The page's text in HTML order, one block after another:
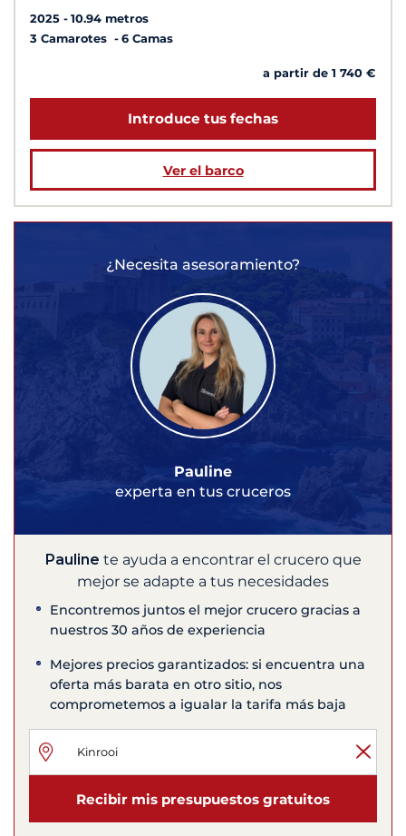
2025
10.94 metros
3 Camarotes
6 Camas
a partir de 1 740 €
Introduce tus fechas
Ver el barco
¿Necesita asesoramiento?
Pauline
experta en tus cruceros
Pauline te ayuda a encontrar el crucero que
mejor se adapte a tus necesidades
Encontremos juntos el mejor crucero gracias a
nuestros 30 años de experiencia
Mejores precios garantizados: si encuentra una
oferta más barata en otro sitio, nos
comprometemos a igualar la tarifa más baja
Recibir mis presupuestos gratuitos